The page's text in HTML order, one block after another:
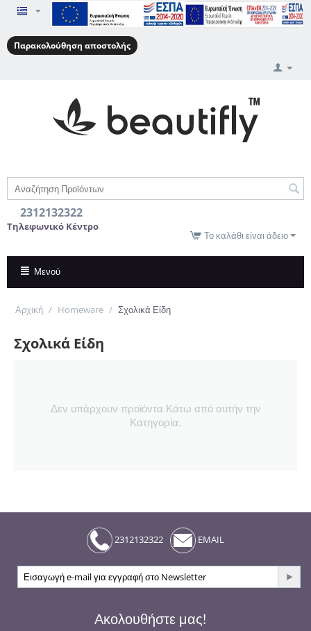
Παρακολούθηση αποστολής
2312132322
Τηλεφωνικό Κέντρο
Το καλάθι είναι άδειο
Μενού
Αρχική / Homeware / Σχολικά Είδη
Σχολικά Είδη
Δεν υπάρχουν προϊόντα Κάτω από αυτήν την
Κατηγορία.
2312132322 EMAIL
Ακολουθήστε μας!